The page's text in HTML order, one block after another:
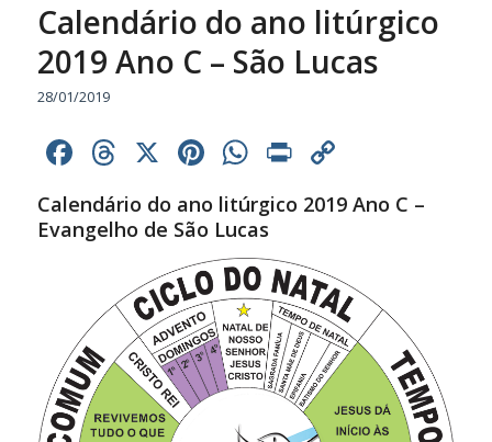
Calendário do ano litúrgico
2019 Ano C – São Lucas
28/01/2019
Facebook
Threads
X Pinterest
WhatsApp
Print
Link
Calendário do ano litúrgico 2019 Ano C –
Evangelho de São Lucas